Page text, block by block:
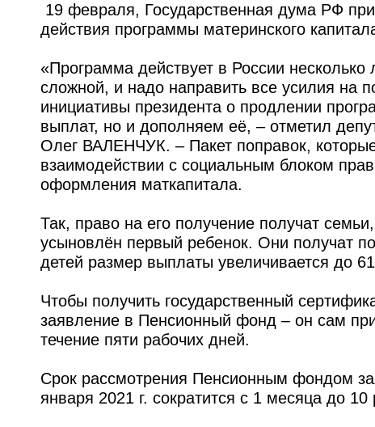
19 февраля, Государственная дума РФ
действия программы материнского
«Программа действует в России
сложной, и надо направить все усилия на
инициативы президента о продлении
выплат, но и дополняем её, – отметил
Олег ВАЛЕНЧУК. – Пакет поправок,
взаимодействии с социальным блоком
оформления маткапитала.
Так, право на его получение получат
усыновлён первый ребенок. Они получат
детей размер выплаты увеличивается до
Чтобы получить государственный
заявление в Пенсионный фонд – он сам
течение пяти рабочих дней.
Срок рассмотрения Пенсионным фондом
января 2021 г. сократится с 1 месяца до 10